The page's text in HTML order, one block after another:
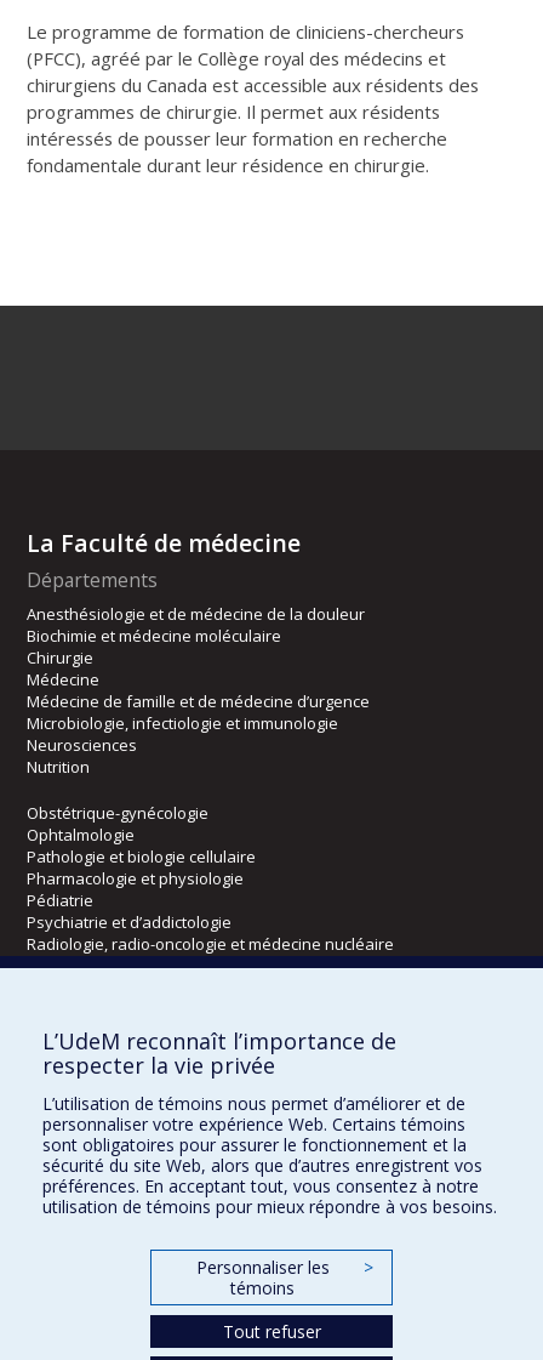
Le programme de formation de cliniciens-chercheurs
(PFCC), agréé par le Collège royal des médecins et
chirurgiens du Canada est accessible aux résidents des
programmes de chirurgie. Il permet aux résidents
intéressés de pousser leur formation en recherche
fondamentale durant leur résidence en chirurgie.
La Faculté de médecine
Départements
Anesthésiologie et de médecine de la douleur
Biochimie et médecine moléculaire
Chirurgie
Médecine
Médecine de famille et de médecine d’urgence
Microbiologie, infectiologie et immunologie
Neurosciences
Nutrition
Obstétrique-gynécologie
Ophtalmologie
Pathologie et biologie cellulaire
Pharmacologie et physiologie
Pédiatrie
Psychiatrie et d’addictologie
Radiologie, radio-oncologie et médecine nucléaire
Kinésiologie et des sciences de l’activité physique
Orthophonie et audiologie
Réadaptation
Directions
DPC
CPASS
L’UdeM reconnaît l’importance de
respecter la vie privée
L’utilisation de témoins nous permet d’améliorer et de
personnaliser votre expérience Web. Certains témoins
sont obligatoires pour assurer le fonctionnement et la
sécurité du site Web, alors que d’autres enregistrent vos
préférences. En acceptant tout, vous consentez à notre
utilisation de témoins pour mieux répondre à vos besoins.
Personnaliser les
témoins
>
Tout refuser